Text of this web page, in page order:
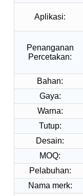
Aplikasi:
Penanganan
Percetakan:
Bahan:
Gaya:
Warna:
Tutup:
Desain:
MOQ:
Pelabuhan:
Nama merk: